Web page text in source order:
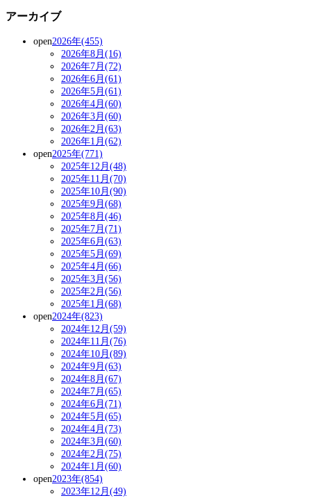
アーカイブ
open2026年(455)
2026年8月(16)
2026年7月(72)
2026年6月(61)
2026年5月(61)
2026年4月(60)
2026年3月(60)
2026年2月(63)
2026年1月(62)
open2025年(771)
2025年12月(48)
2025年11月(70)
2025年10月(90)
2025年9月(68)
2025年8月(46)
2025年7月(71)
2025年6月(63)
2025年5月(69)
2025年4月(66)
2025年3月(56)
2025年2月(56)
2025年1月(68)
open2024年(823)
2024年12月(59)
2024年11月(76)
2024年10月(89)
2024年9月(63)
2024年8月(67)
2024年7月(65)
2024年6月(71)
2024年5月(65)
2024年4月(73)
2024年3月(60)
2024年2月(75)
2024年1月(60)
open2023年(854)
2023年12月(49)